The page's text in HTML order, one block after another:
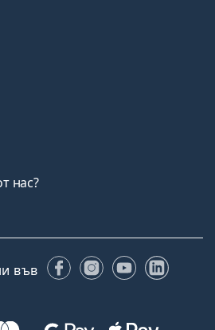
нас?
във FacebookInstagram
YouTube